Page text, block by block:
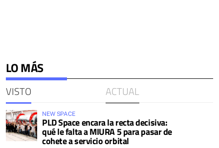
LO MÁS
VISTO ACTUAL
NEW SPACE
PLD Space encara la recta decisiva:
qué le falta a MIURA 5 para pasar de
cohete a servicio orbital